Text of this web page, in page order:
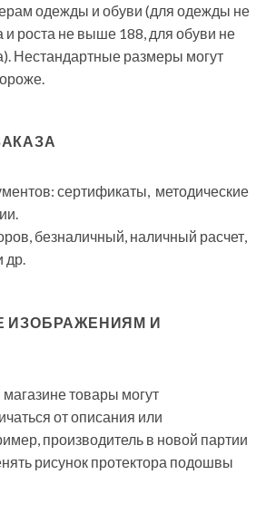
одежды и обуви (для одежды не
роста не выше 188, для обуви не
Нестандартные размеры могут
сертификаты, методические
безналичный, наличный расчет,
др.
ИЗОБРАЖЕНИЯМ И
товары могут
от описания или
производитель в новой партии
рисунок протектора подошвы